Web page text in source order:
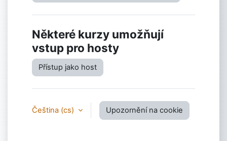
Některé kurzy umožňují
vstup pro hosty
Přístup jako host
Čeština ‎(cs)‎ Upozornění na cookie